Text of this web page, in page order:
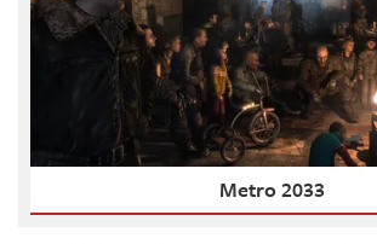
Metro 2033